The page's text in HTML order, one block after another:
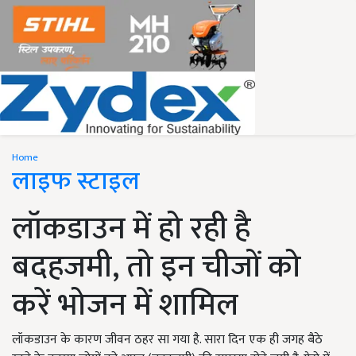
Home
लाइफ स्टाइल
लॉकडाउन में हो रही है
बदहजमी, तो इन चीजों को
करें भोजन में शामिल
लॉकडाउन के कारण जीवन ठहर सा गया है. सारा दिन एक ही जगह बैठे